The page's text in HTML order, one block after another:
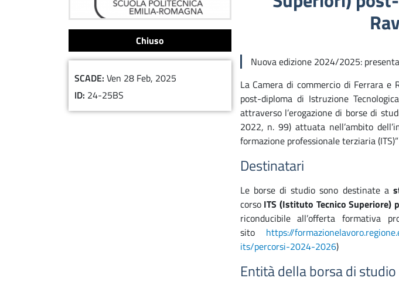
Chiuso
SCADE Ven 28 Feb, 2025
ID 24-25BS
Nuova edizione 2024/2025:
La Camera di commercio di Ferrara
post-diploma di Istruzione
attraverso l’erogazione di borse di
2022, n. 99) attuata nell’ambito
formazione professionale terziaria
Destinatari
Le borse di studio sono destinate a
corso ITS (Istituto Tecnico Superiore)
riconducibile all’offerta formativa
sito https://
its/percorsi-2024-2026)
Entità della borsa di studio